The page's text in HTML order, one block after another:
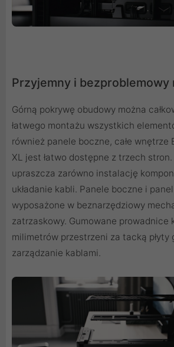
Przyjemny i bezproblemowy
Górną pokrywę obudowy można
łatwego montażu wszystkich
również panele boczne, całe wnętrze
XL jest łatwo dostępne z trzech
upraszcza zarówno instalację
układanie kabli. Panele boczne i
wyposażone w beznarzędziowy
zatrzaskowy. Gumowane prowadnice
milimetrów przestrzeni za tacką płyty
zarządzanie kablami.